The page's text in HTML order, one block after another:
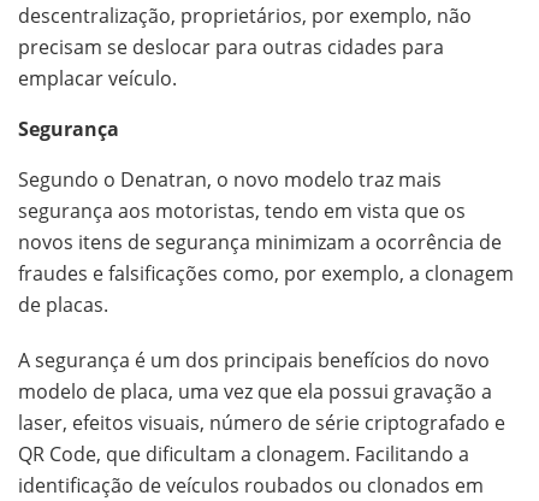
descentralização, proprietários, por exemplo, não
precisam se deslocar para outras cidades para
emplacar veículo.
Segurança
Segundo o Denatran, o novo modelo traz mais
segurança aos motoristas, tendo em vista que os
novos itens de segurança minimizam a ocorrência de
fraudes e falsificações como, por exemplo, a clonagem
de placas.
A segurança é um dos principais benefícios do novo
modelo de placa, uma vez que ela possui gravação a
laser, efeitos visuais, número de série criptografado e
QR Code, que dificultam a clonagem. Facilitando a
identificação de veículos roubados ou clonados em